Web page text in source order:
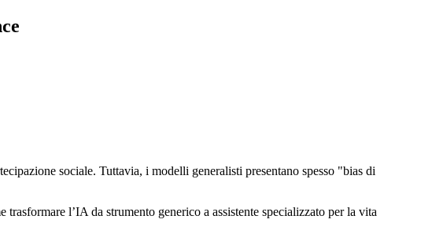
sociale. Tuttavia, i modelli generalisti presentano spesso "bias di
l’IA da strumento generico a assistente specializzato per la vita